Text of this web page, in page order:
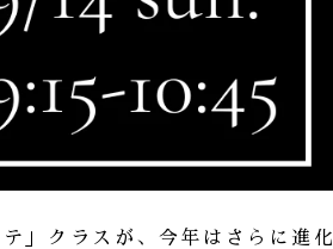
」クラスが、今年はさらに進化